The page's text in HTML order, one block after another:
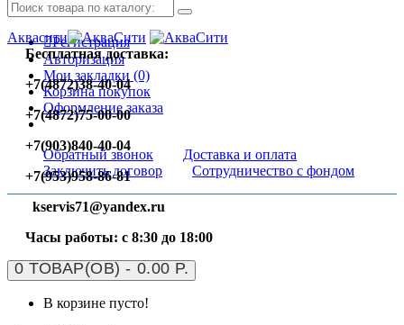
Регистрация
Авторизация
Мои закладки (0)
Корзина покупок
Оформление заказа
Обратный звонок
Доставка и оплата
Заключить договор
Сотрудничество с фондом
Аквасити
Бесплатная доставка:
+7(4872)38-40-04
+7(4872)75-00-00
+7(903)840-40-04
+7(953)958-86-81
kservis71@yandex.ru
Часы работы: с 8:30 до 18:00
0 ТОВАР(ОВ) - 0.00 Р.
В корзине пусто!